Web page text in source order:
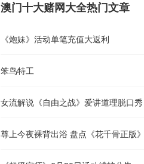
澳门十大赌网大全热门文章
《炮妹》活动单笔充值大返利
笨鸟特工
女流解说《自由之战》爱讲道理脱口秀
尊上今夜裸背出浴 盘点《花千骨正版